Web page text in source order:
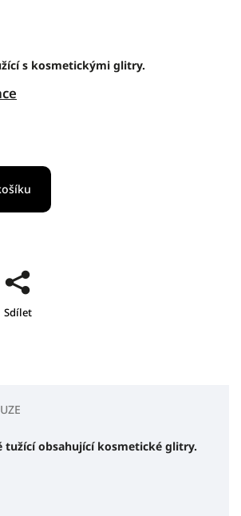
s kosmetickými glitry.
Sdílet
tužící obsahující kosmetické glitry.